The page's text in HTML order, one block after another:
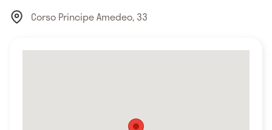
Corso Principe Amedeo, 33